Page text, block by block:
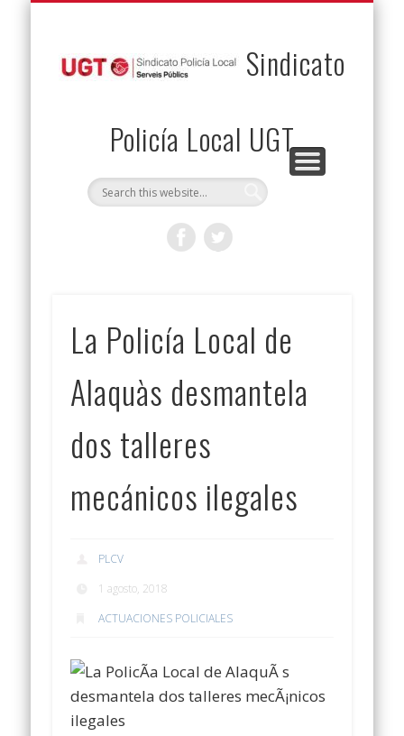
Sindicato
Policía Local UGT
La Policía Local de
Alaquàs desmantela
dos talleres
mecánicos ilegales
PLCV
1 agosto, 2018
ACTUACIONES POLICIALES